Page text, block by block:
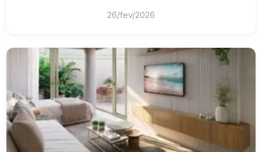
Amplitude, exclusividade e
26/fev/2026